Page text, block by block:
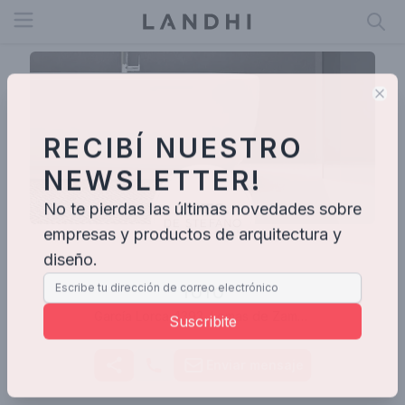
Open menu
TOTO
RECIBÍ NUESTRO
NEWSLETTER!
No te pierdas las últimas novedades sobre
empresas y productos de arquitectura y
diseño.
Suscribite